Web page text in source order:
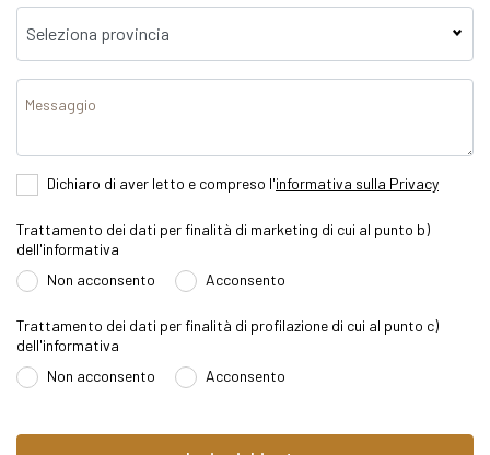
Messaggio
Dichiaro di aver letto e compreso l'informativa sulla Privacy
Trattamento dei dati per finalità di marketing di cui al punto b)
dell'informativa
Non acconsento
Acconsento
Trattamento dei dati per finalità di profilazione di cui al punto c)
dell'informativa
Non acconsento
Acconsento